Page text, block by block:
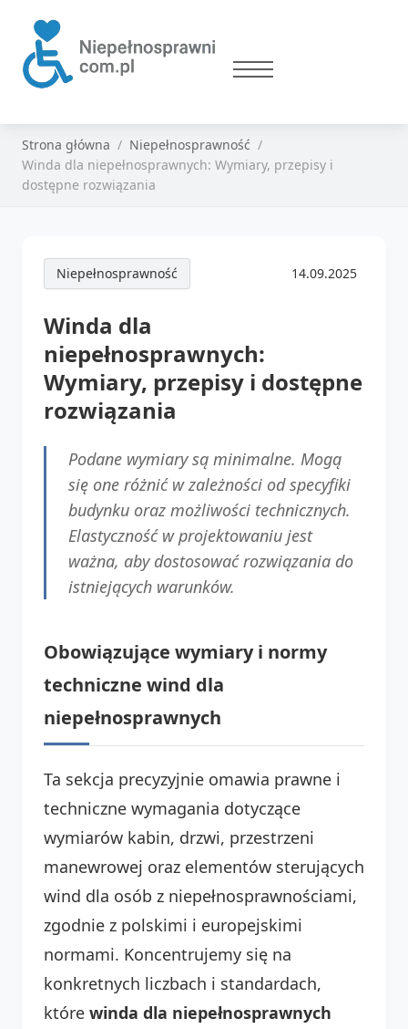
Strona główna
Niepełnosprawność
Winda dla niepełnosprawnych: Wymiary, przepisy i
dostępne rozwiązania
Niepełnosprawność 14.09.2025
Winda dla
niepełnosprawnych:
Wymiary, przepisy i dostępne
rozwiązania
Podane wymiary są minimalne. Mogą
się one różnić w zależności od specyfiki
budynku oraz możliwości technicznych.
Elastyczność w projektowaniu jest
ważna, aby dostosować rozwiązania do
istniejących warunków.
Obowiązujące wymiary i normy
techniczne wind dla
niepełnosprawnych
Ta sekcja precyzyjnie omawia prawne i
techniczne wymagania dotyczące
wymiarów kabin, drzwi, przestrzeni
manewrowej oraz elementów sterujących
wind dla osób z niepełnosprawnościami,
zgodnie z polskimi i europejskimi
normami. Koncentrujemy się na
konkretnych liczbach i standardach,
które winda dla niepełnosprawnych